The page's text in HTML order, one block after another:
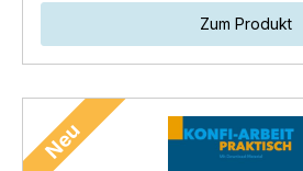
Zum Produkt
Neu